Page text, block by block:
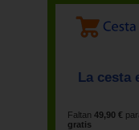
La cesta
Faltan 49,90 €
gratis